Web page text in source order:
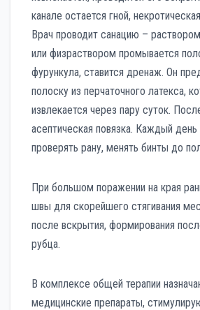
канале остается гной,
Врач проводит санацию –
или физраствором промывается
фурункула, ставится дренаж. Он
полоску из перчаточного латекса,
извлекается через пару суток.
асептическая повязка. Каждый
проверять рану, менять бинты до
При большом поражении на края
швы для скорейшего стягивания
после вскрытия, формирования
рубца.
В комплексе общей терапии
медицинские препараты,